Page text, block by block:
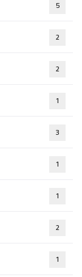
5
2
2
1
3
1
1
2
1